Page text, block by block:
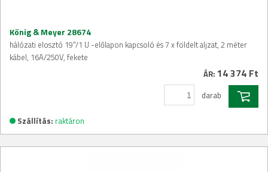
König & Meyer 28674
hálózati elosztó 19"/1 U -előlapon kapcsoló és 7 x földelt aljzat, 2 méter
kábel, 16A/250V, fekete
ÁR: 14 374 Ft
darab
Szállítás: raktáron